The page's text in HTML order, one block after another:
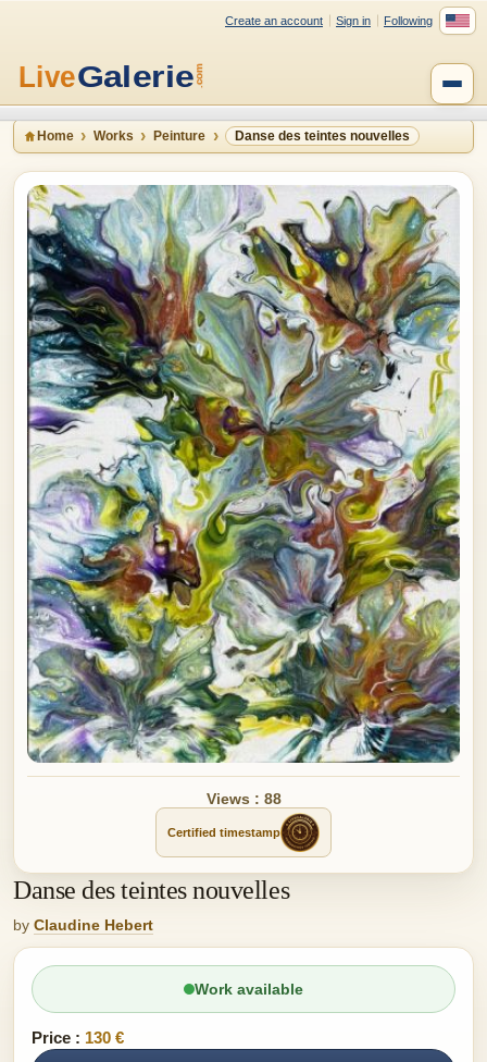
Create an account Sign in Following
Home Works Peinture Danse des teintes nouvelles
Views : 88
Certified timestamp
Danse des teintes nouvelles
by Claudine Hebert
Work available
Price : 130 €